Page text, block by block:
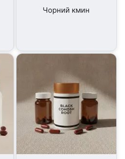
Чорний кмин